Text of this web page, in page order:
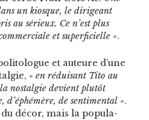
un kiosque, le dirigeant
au sérieux. Ce n’est plus
et super­fi­cielle ».
et auteure d’une
«en réduisant Tito au
nos­tal­gie devient plutôt
d’éphémère, de sen­ti­men­tal ».
décor, mais la pop­u­la­